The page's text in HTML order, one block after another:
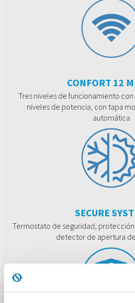
CONFORT 12
Tres niveles de funcionamiento
niveles de potencia, con tapa
automática
SECURE
Termostato de seguridad,
detector de apertura